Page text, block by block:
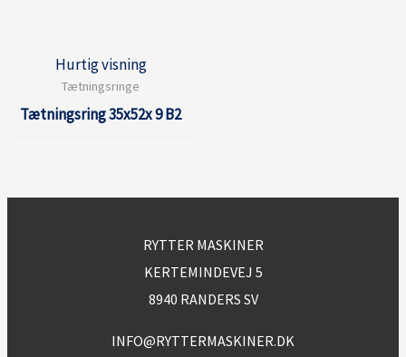
Hurtig visning
Tætningsringe
Tætningsring 35x52x 9 B2
RYTTER MASKINER
KERTEMINDEVEJ 5
8940 RANDERS SV
INFO@RYTTERMASKINER.DK